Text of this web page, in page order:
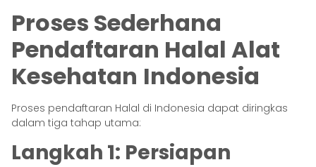
Proses Sederhana
Pendaftaran Halal Alat
Kesehatan Indonesia
Proses pendaftaran Halal di Indonesia dapat diringkas
dalam tiga tahap utama:
Langkah 1: Persiapan